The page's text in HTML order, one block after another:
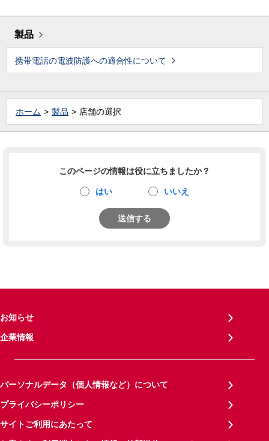
製品
携帯電話の電波防護への適合性について
ホーム 製品 店舗の選択
このページの情報は役に立ちましたか？
はい いいえ
送信する
お知らせ
企業情報
パーソナルデータ（個人情報など）について
プライバシーポリシー
サイトご利用にあたって